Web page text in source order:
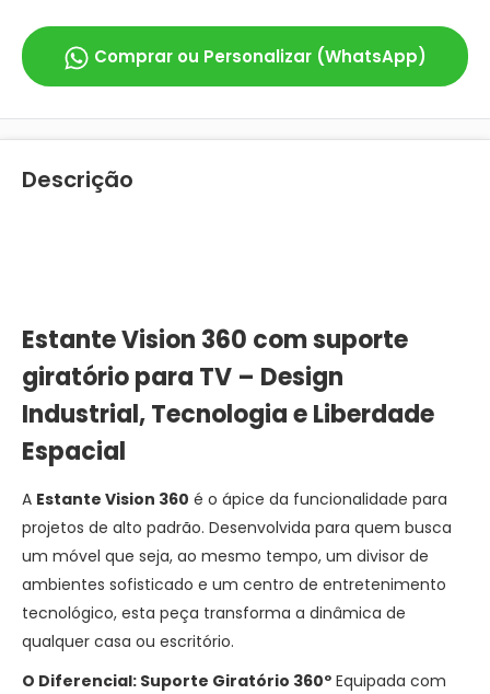
Comprar ou Personalizar (WhatsApp)
Descrição
Estante Vision 360 com suporte
giratório para TV – Design
Industrial, Tecnologia e Liberdade
Espacial
A Estante Vision 360 é o ápice da funcionalidade para
projetos de alto padrão. Desenvolvida para quem busca
um móvel que seja, ao mesmo tempo, um divisor de
ambientes sofisticado e um centro de entretenimento
tecnológico, esta peça transforma a dinâmica de
qualquer casa ou escritório.
O Diferencial: Suporte Giratório 360º Equipada com